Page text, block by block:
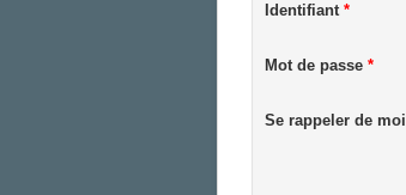
Identifiant*
Mot de passe *
Se rappeler de moi